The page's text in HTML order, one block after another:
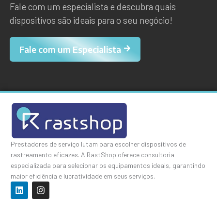
Fale com um especialista e descubra quais
dispositivos são ideais para o seu negócio!
Fale com um Especialista
Prestadores de serviço lutam para escolher dispositivos de
rastreamento eficazes. A RastShop oferece consultoria
especializada para selecionar os equipamentos ideais, garantindo
maior eficiência e lucratividade em seus serviços.
L
i
I
n